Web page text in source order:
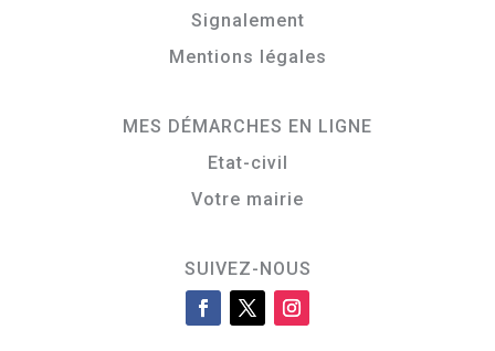
Signalement
Mentions légales
MES DÉMARCHES EN LIGNE
Etat-civil
Votre mairie
SUIVEZ-NOUS